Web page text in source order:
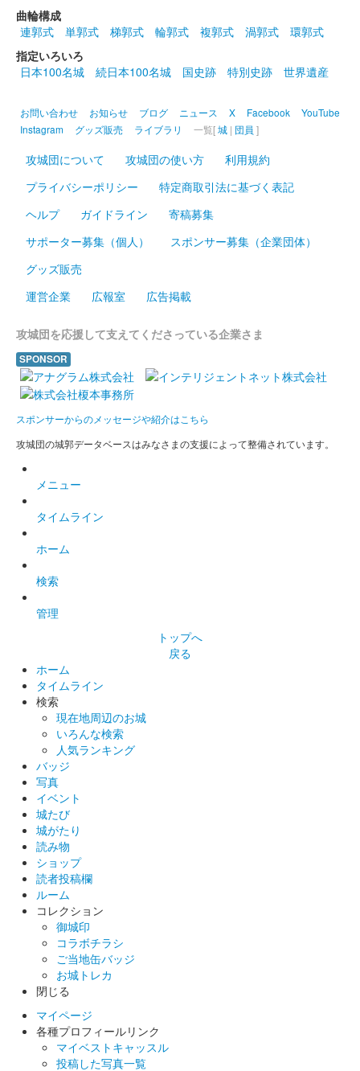
曲輪構成
連郭式
単郭式 梯郭式 輪郭式 複郭式 渦郭式
環郭式
指定いろいろ
日本100名城
続日本100名城 国史跡 特別史跡 世界遺産
お問い合わせ お知らせ ブログ ニュース X Facebook
YouTube
Instagram
グッズ販売 ライブラリ 一覧[城 | 団員 ]
攻城団について 攻城団の使い方
利用規約
プライバシーポリシー
特定商取引法に基づく表記
ヘルプ
ガイドライン
寄稿募集
サポーター募集（個人）
スポンサー募集（企業団体）
グッズ販売
運営企業
広報室 広告掲載
攻城団を応援して支えてくださっている企業さま
SPONSOR
スポンサーからのメッセージや紹介はこちら
攻城団の城郭データベースはみなさまの支援によって整備されています。
メニュー
タイムライン
ホーム
検索
管理
トップへ
戻る
ホーム
タイムライン
検索
現在地周辺のお城
いろんな検索
人気ランキング
バッジ
写真
イベント
城たび
城がたり
読み物
ショップ
読者投稿欄
ルーム
コレクション
御城印
コラボチラシ
ご当地缶バッジ
お城トレカ
閉じる
マイページ
各種プロフィールリンク
マイベストキャッスル
投稿した写真一覧